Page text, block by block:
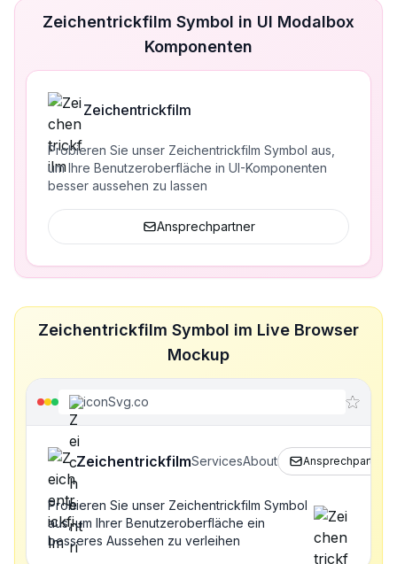
Zeichentrickfilm Symbol in UI Modalbox
Komponenten
Zeichentrickfilm
Probieren Sie unser Zeichentrickfilm Symbol aus,
um Ihre Benutzeroberfläche in UI-Komponenten
besser aussehen zu lassen
Ansprechpartner
Zeichentrickfilm Symbol im Live Browser
Mockup
iconSvg.co
ZeichentrickfilmServicesAbout Ansprechpartner
Probieren Sie unser Zeichentrickfilm Symbol
aus, um Ihrer Benutzeroberfläche ein
besseres Aussehen zu verleihen